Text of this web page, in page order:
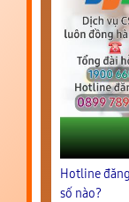
Hotline
số nào?